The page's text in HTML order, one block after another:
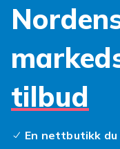
tilbud
En nettbutikk